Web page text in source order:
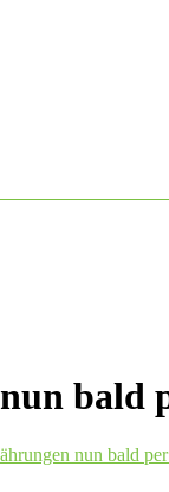
bald
nun bald